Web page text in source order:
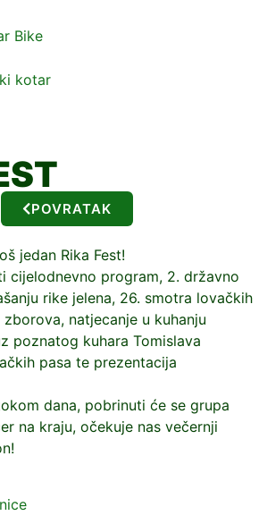
POVRATAK
jedan Rika Fest!
cijelodnevno program, 2. državno
rike jelena, 26. smotra lovačkih
natjecanje u kuhanju
poznatog kuhara Tomislava
pasa te prezentacija
dana, pobrinuti će se grupa
na kraju, očekuje nas večernji